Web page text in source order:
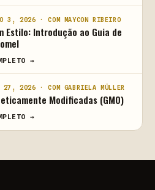
3, 2026 · COM MAYCON RIBEIRO
Estilo: Introdução ao Guia de
→
27, 2026 · COM GABRIELA MÜLLER
Modificadas (GMO)
→